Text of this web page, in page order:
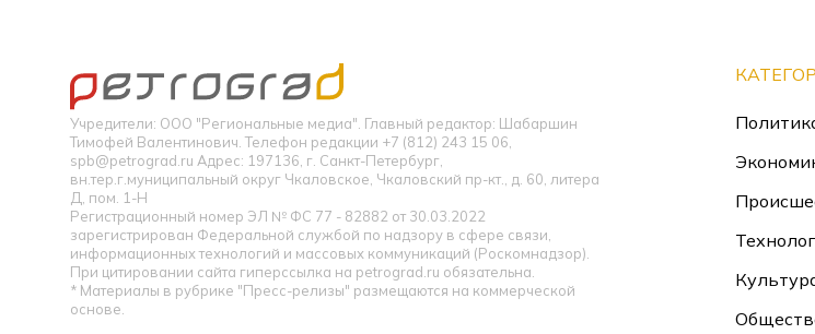
Учредители: ООО "Региональные медиа". Главный редактор: Шабаршин
Тимофей Валентинович. Телефон редакции +7 (812) 243 15 06,
spb@petrograd.ru Адрес: 197136, г. Санкт-Петербург,
вн.тер.г.муниципальный округ Чкаловское, Чкаловский пр-кт., д. 60, литера
Д, пом. 1-Н
Регистрационный номер ЭЛ № ФС 77 - 82882 от 30.03.2022
зарегистрирован Федеральной службой по надзору в сфере связи,
информационных технологий и массовых коммуникаций (Роскомнадзор).
При цитировании сайта гиперссылка на petrograd.ru обязательна.
* Материалы в рубрике "Пресс-релизы" размещаются на коммерческой
основе.